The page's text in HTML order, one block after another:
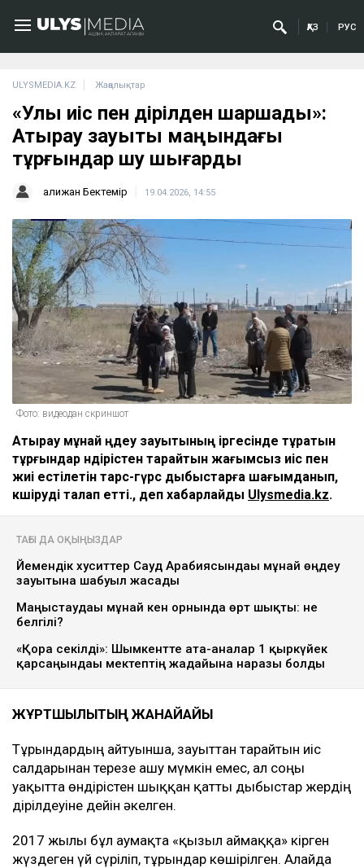
ҚАЗ РУС
ULYSMEDIA.KZ Жаңалықтар
«Улы иіс пен дірілден шаршадық»:
Атырау зауыты маңындағы
тұрғындар шу шығарды
Қалижан Бектемір 19.04.2026, 14:55
Фото: видеодан скриншот
Атырау мұнай өңдеу зауытының іргесінде тұратын
тұрғындар өндірістен тарайтын жағымсыз иіс пен
жиі естілетін тарс-гүрс дыбыстарға шағымданып,
көшіруді талап етті., деп хабарлайды Ulysmedia.kz.
ТАҒЫ ДА ОҚЫҢЫЗДАР
Йемендік хуситтер Сауд Арабиясындағы мұнай өңдеу
зауытына шабуыл жасады
Маңғыстаудағы мұнай кен орнында өрт шықты: не
белгілі?
«Қора секілді»: Шымкентте ата-аналар 1 қыркүйек
қарсаңындағы мектептің жағдайына наразы болды
ЖҰРТШЫЛЫҚТЫҢ ЖАНАЙҚАЙЫ
Тұрғындардың айтуынша, зауыттан тарайтын иіс
салдарынан терезе ашу мүмкін емес, ал соңғы
уақытта өндірістен шыққан қатты дыбыстар жердің
дірілдеуіне дейін әкелген.
2017 жылы бұл аумақта «қызыл аймаққа» кірген
жүздеген үй сүріліп, тұрғындар көшірілген. Алайда